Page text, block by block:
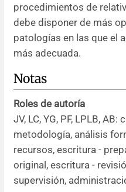
procedimientos de
debe disponer de más
patologías en las que el
más adecuada.
Notas
Roles de autoría
JV, LC, YG, PF, LPLB,
metodología, análisis
recursos, escritura -
original, escritura -
supervisión,